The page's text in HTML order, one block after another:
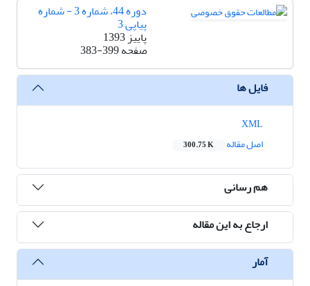
دوره 44، شماره 3 - شماره
پیاپی 3
پاییز 1393
صفحه383-399
فایل ها
اصل مقاله
300.75 K
هم رسانی
ارجاع به این مقاله
آمار